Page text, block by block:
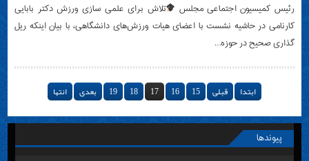
رئیس کمیسیون اجتماعی مجلس
تلاش برای علمی سازی ورزش دکتر بابایی
کارنامی در حاشیه نشست با اعضای هیات‌ ورزش‌های دانشگاهی، با بیان اینکه ریل
گذاری صحیح در حوزه…
ابتدا قبلی 15
16
17
18
19 بعدی انتها
پیوندها